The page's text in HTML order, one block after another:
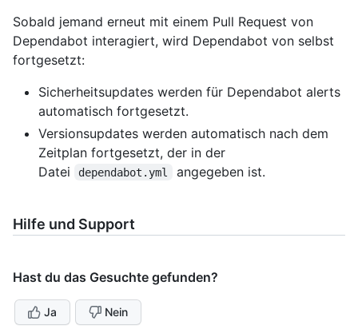
Sobald jemand erneut mit einem Pull Request von
Dependabot interagiert, wird Dependabot von selbst
fortgesetzt:
Sicherheitsupdates werden für Dependabot alerts
automatisch fortgesetzt.
Versionsupdates werden automatisch nach dem
Zeitplan fortgesetzt, der in der
Datei
dependabot.yml angegeben ist.
Hilfe und Support
Hast du das Gesuchte gefunden?
Ja Nein